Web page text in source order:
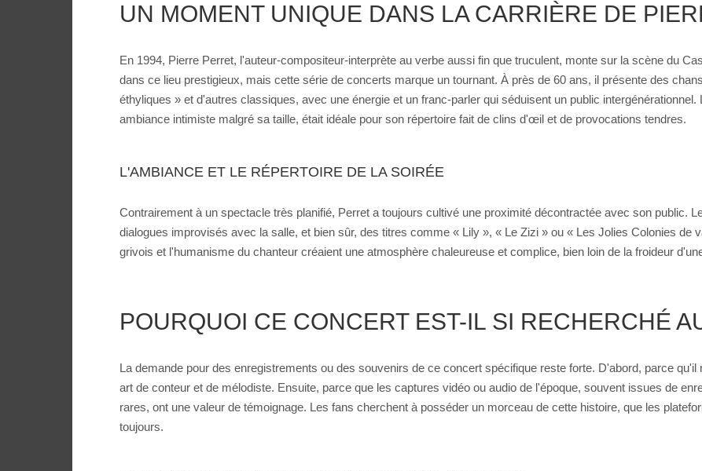
UN MOMENT UNIQUE DANS LA CARRIÈRE DE
En 1994, Pierre Perret, l'auteur-compositeur-interprète au verbe aussi fin que truculent, monte sur la scène du
dans ce lieu prestigieux, mais cette série de concerts marque un tournant. À près de 60 ans, il présente des
éthyliques » et d'autres classiques, avec une énergie et un franc-parler qui séduisent un public
ambiance intimiste malgré sa taille, était idéale pour son répertoire fait de clins d'œil et de provocations tendres.
L'AMBIANCE ET LE RÉPERTOIRE DE LA SOIRÉE
Contrairement à un spectacle très planifié, Perret a toujours cultivé une proximité décontractée avec son public.
dialogues improvisés avec la salle, et bien sûr, des titres comme « Lily », « Le Zizi » ou « Les Jolies Colonies de
grivois et l'humanisme du chanteur créaient une atmosphère chaleureuse et complice, bien loin de la froideur
POURQUOI CE CONCERT EST-IL SI RECHERCHÉ
La demande pour des enregistrements ou des souvenirs de ce concert spécifique reste forte. D'abord, parce
art de conteur et de mélodiste. Ensuite, parce que les captures vidéo ou audio de l'époque, souvent issues de
rares, ont une valeur de témoignage. Les fans cherchent à posséder un morceau de cette histoire, que les
toujours.